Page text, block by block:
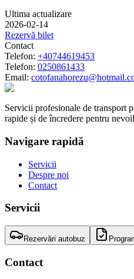
Ultima actualizare
2026-02-14
Rezervă bilet
Contact
Telefon: +40744619453
Telefon: 0250861433
Email:
Servicii profesionale de transport
rapide și de încredere pentru
Navigare rapidă
Servicii
Despre noi
Contact
Servicii
Rezervări autobuz
Contact